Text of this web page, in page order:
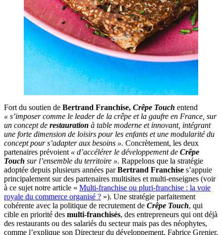
Fort du soutien de Bertrand Franchise, Crêpe Touch entend
« s’imposer comme le leader de la crêpe et la gaufre en France, sur
un concept de restauration à table moderne et innovant, intégrant
une forte dimension de loisirs pour les enfants et une modularité du
concept pour s’adapter aux besoins ». Concrètement, les deux
partenaires prévoient « d’accélérer le développement de Crêpe
Touch sur l’ensemble du territoire ». Rappelons que la stratégie
adoptée depuis plusieurs années parBertrand Franchise s’appuie
principalement sur des partenaires multisites et multi-enseignes (voir
à ce sujet notre article « Multi-franchise ou pluri-franchise : la voie
royale du commerce organisé ? »). Une stratégie parfaitement
cohérente avec la politique de recrutement de Crêpe Touch, qui
cible en priorité des multi-franchisés, des entrepreneurs qui ont déjà
des restaurants ou des salariés du secteur mais pas des néophytes,
comme l’explique son Directeur du développement, Fabrice Grenier,